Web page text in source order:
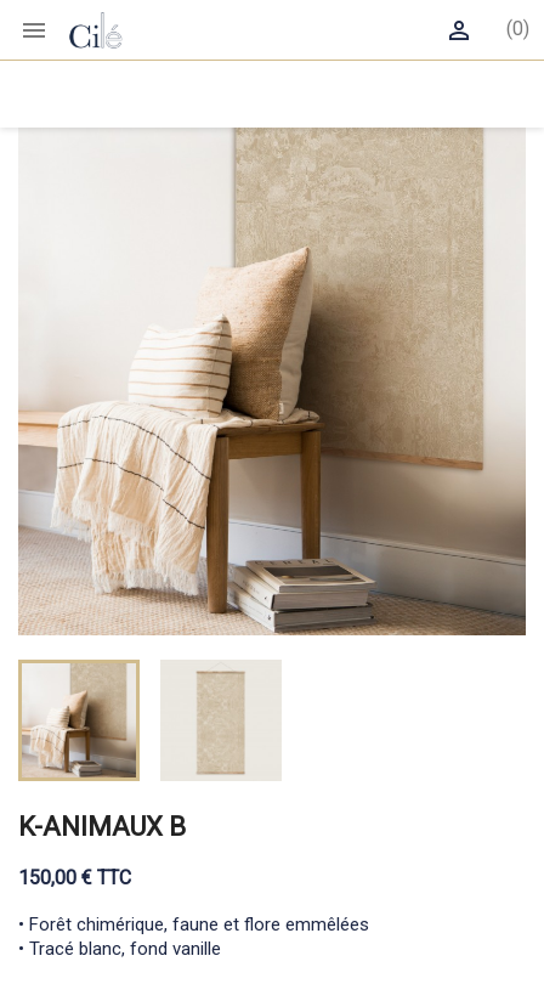
 (0)

K-ANIMAUX B
150,00 € TTC
• Forêt chimérique, faune et flore emmêlées
• Tracé blanc, fond vanille